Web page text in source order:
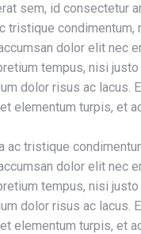
sem, id consectetur
tristique condimentum,
dolor elit nec
tempus, nisi
dolor risus ac lacus.
elementum turpis, et
ac tristique
dolor elit nec
tempus, nisi
dolor risus ac lacus.
elementum turpis, et